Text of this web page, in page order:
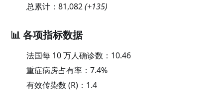
总累计： 81,082(+135)
📊 各项指标数据
法国每 10 万人确诊数： 10.46
重症病房占有率： 7.4%
有效传染数 (R)： 1.4